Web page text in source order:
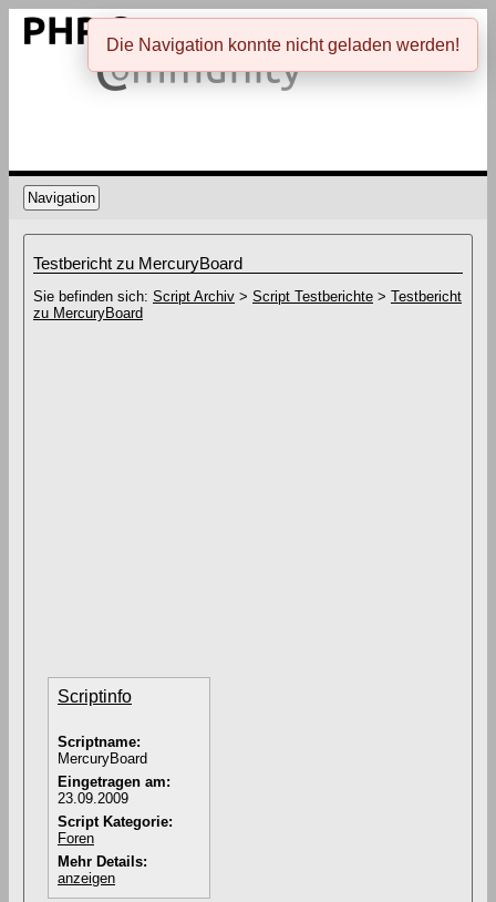
Navigation
Testbericht zu MercuryBoard
Sie befinden sich: Script Archiv > Script Testberichte > Testbericht
zu MercuryBoard
Scriptinfo
Scriptname:
MercuryBoard
Eingetragen am:
23.09.2009
Script Kategorie:
Foren
Mehr Details:
anzeigen
Die Navigation konnte nicht geladen werden!